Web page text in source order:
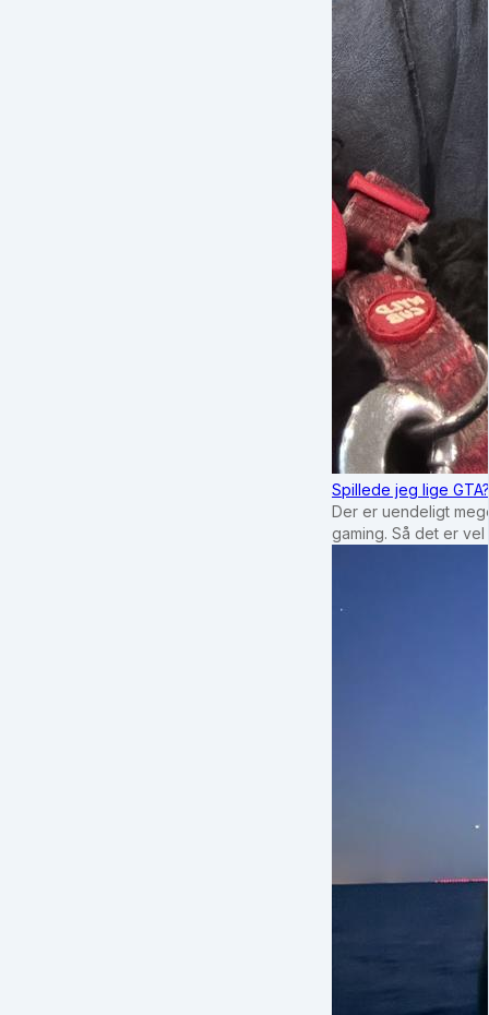
Spillede jeg lige GTA?
Der er uendeligt
gaming. Så det er